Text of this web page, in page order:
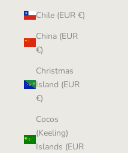
Chile (EUR €)
China (EUR
€)
Christmas
Island (EUR
€)
Cocos
(Keeling)
Islands (EUR